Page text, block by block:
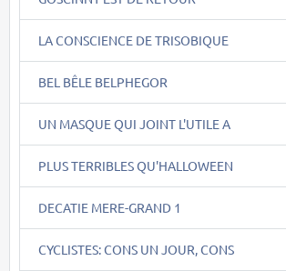
LA CONSCIENCE DE TRISOBIQUE
BEL BÊLE BELPHEGOR
UN MASQUE QUI JOINT L'UTILE A
PLUS TERRIBLES QU'HALLOWEEN
DECATIE MERE-GRAND 1
CYCLISTES: CONS UN JOUR, CONS